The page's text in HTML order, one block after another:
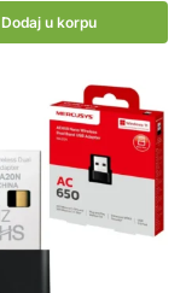
Dodaj u korpu